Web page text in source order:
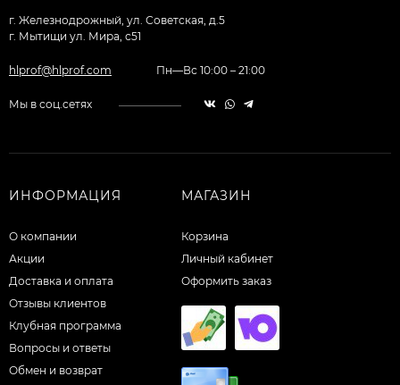
г. Железнодрожный, ул. Советская, д.5
г. Мытищи ул. Мира, с51
hlprof@hlprof.com Пн—Вс 10:00 – 21:00
Мы в соц.сетях
ИНФОРМАЦИЯ
О компании
Акции
Доставка и оплата
Отзывы клиентов
Клубная программа
Вопросы и ответы
Обмен и возврат
МАГАЗИН
Корзина
Личный кабинет
Оформить заказ